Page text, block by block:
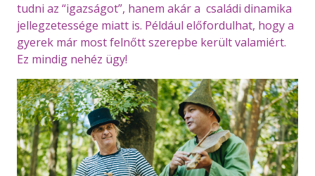
tudni az “igazságot”, hanem akár a családi dinamika
jellegzetessége miatt is. Például előfordulhat, hogy a
gyerek már most felnőtt szerepbe került valamiért.
Ez mindig nehéz ügy!